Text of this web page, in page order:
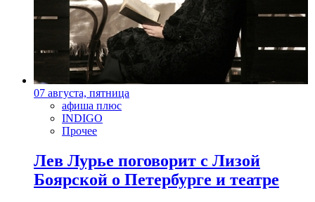
07 августа, пятница
афиша плюс
INDIGO
Прочее
Лев Лурье поговорит с Лизой
Боярской о Петербурге и театре